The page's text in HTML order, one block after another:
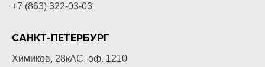
+7 (863) 322-03-03
САНКТ-ПЕТЕРБУРГ
Химиков, 28кАС, оф. 1210